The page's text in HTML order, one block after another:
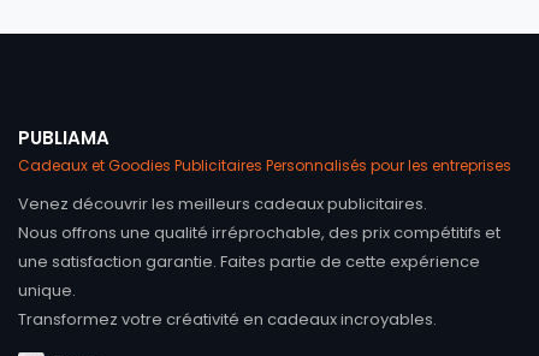
PUBLIAMA
Cadeaux et Goodies Publicitaires Personnalisés pour les entreprises
Venez découvrir les meilleurs cadeaux publicitaires.
Nous offrons une qualité irréprochable, des prix compétitifs et
une satisfaction garantie. Faites partie de cette expérience
unique.
Transformez votre créativité en cadeaux incroyables.